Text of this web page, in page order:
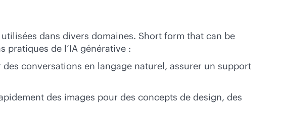
dans divers domaines. Short form that can be
de l’IA générative :
conversations en langage naturel, assurer un support
des images pour des concepts de design, des